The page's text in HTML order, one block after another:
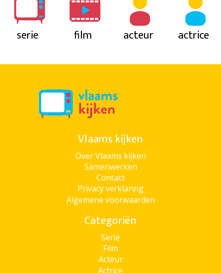
serie film acteur actrice
Vlaams kijken
Over Vlaams kijken
Samenwerken
Contact
Privacy verklaring
Algemene voorwaarden
Categoriën
Serie
Film
Acteur
Actrice